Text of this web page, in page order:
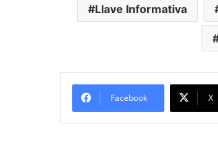
Llave Informativa
Facebook X